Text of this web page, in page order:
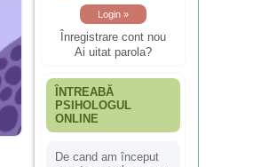
Înregistrare cont nou
Ai uitat parola?
ÎNTREABĂ
PSIHOLOGUL
ONLINE
De cand am început